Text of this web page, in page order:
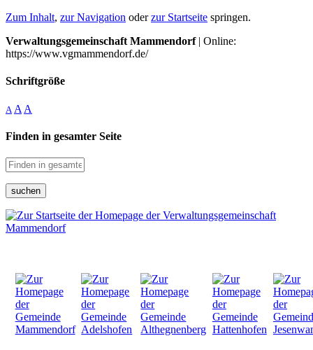
Zum Inhalt, zur Navigation oderzur Startseite springen.
Verwaltungsgemeinschaft Mammendorf| Online:
https://www.vgmammendorf.de/
Schriftgröße
A A A
Finden in gesamter Seite
suchen